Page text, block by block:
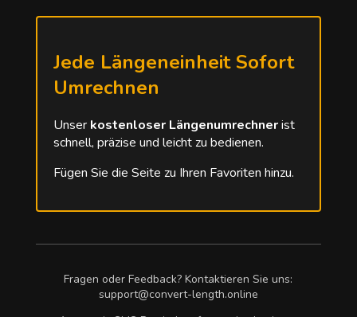
Jede Längeneinheit Sofort
Umrechnen
Unser kostenloser Längenumrechnerist
schnell, präzise und leicht zu bedienen.
Fügen Sie die Seite zu Ihren Favoriten hinzu.
Fragen oder Feedback? Kontaktieren Sie uns:
support@convert-length.online